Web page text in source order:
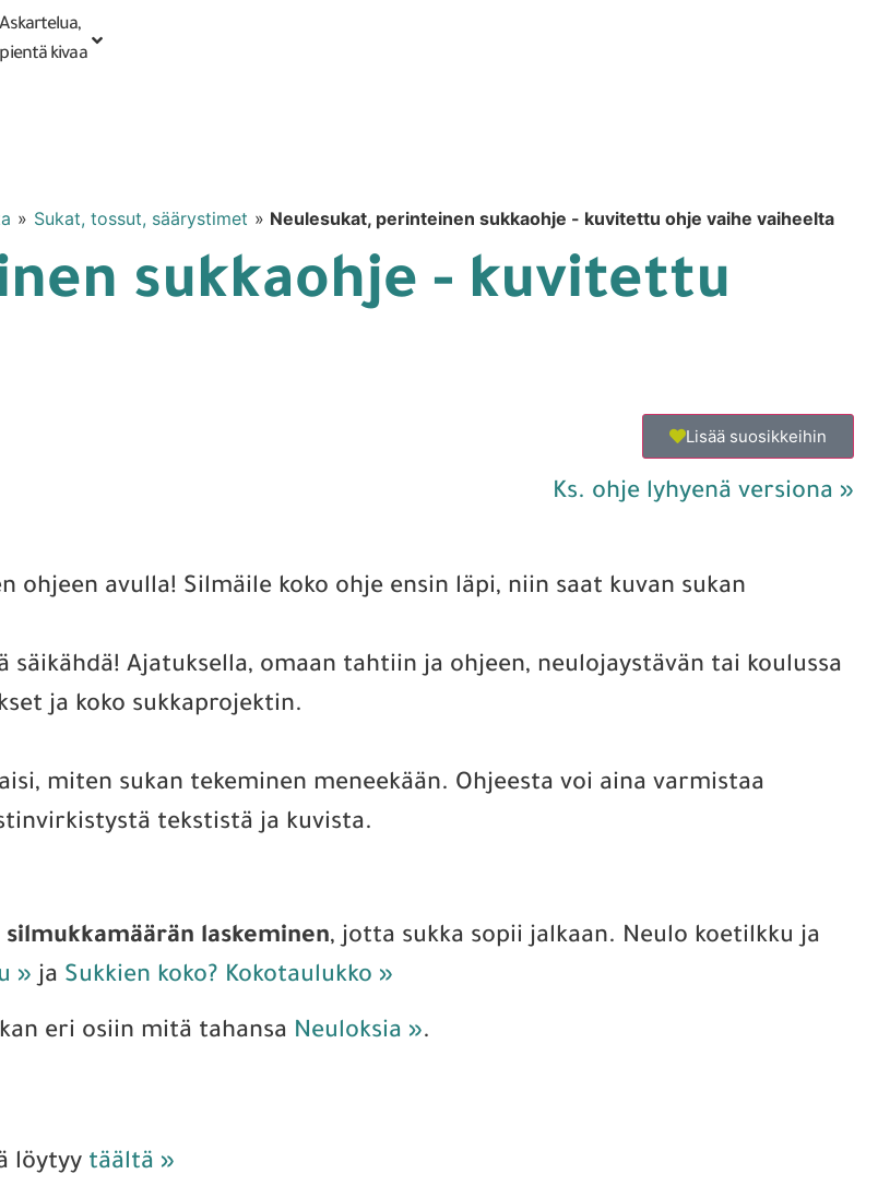
Kirjaudu tai
rekisteröidy
Askartelua,
pientä kivaa
» Sukat, tossut, säärystimet » Neulesukat, perinteinen sukkaohje - kuvitettu ohje vaihe vaiheelta
sukkaohje - kuvitettu
Lisää suosikkeihin
Ks. ohje lyhyenä versiona »
avulla! Silmäile koko ohje ensin läpi, niin saat kuvan sukan
Ajatuksella, omaan tahtiin ja ohjeen, neulojaystävän tai koulussa
ja koko sukkaprojektin.
miten sukan tekeminen meneekään. Ohjeesta voi aina varmistaa
tekstistä ja kuvista.
silmukkamäärän laskeminen, jotta sukka sopii jalkaan. Neulo koetilkku ja
» ja Sukkien koko? Kokotaulukko »
eri osiin mitä tahansa Neuloksia ».
löytyy täältä »